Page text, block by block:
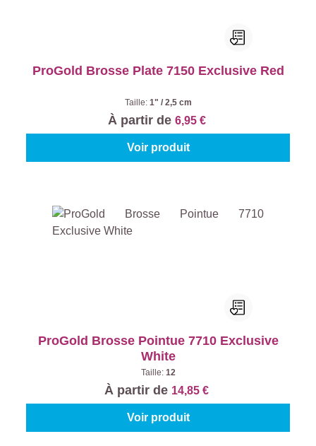
ProGold Brosse Plate 7150 Exclusive Red
Taille: 1" / 2,5 cm
À partir de 6,95 €
Voir produit
ProGold Brosse Pointue 7710 Exclusive
White
Taille: 12
À partir de 14,85 €
Voir produit